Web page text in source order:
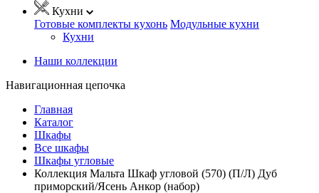
Кухни
Готовые комплекты кухонь Модульные кухни
Кухни
Наши коллекции
Навигационная цепочка
Главная
Каталог
Шкафы
Все шкафы
Шкафы угловые
Коллекция Мальта Шкаф угловой (570) (П/Л) Дуб
приморский/Ясень Анкор (набор)